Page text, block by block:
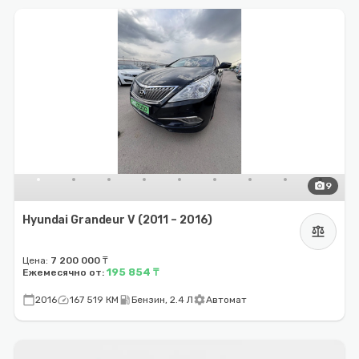
photo_camera9
Hyundai Grandeur V (2011 – 2016)
balance
Цена: 7 200 000 ₸
Ежемесячно от: 195 854 ₸
calendar_today2016speed167 519 КМ local_gas_stationБензин, 2.4 ЛsettingsАвтомат